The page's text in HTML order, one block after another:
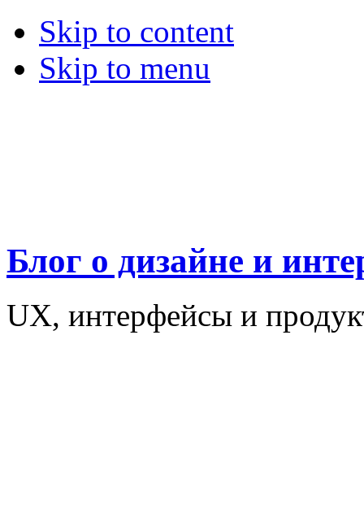
Skip to content
Skip to menu
Блог о дизайне и
UX, интерфейсы и